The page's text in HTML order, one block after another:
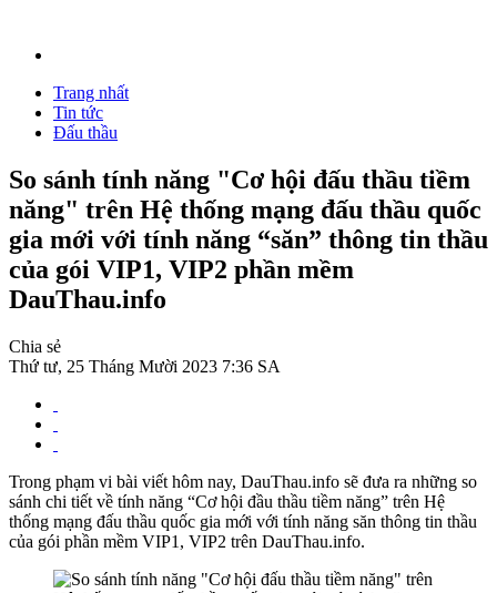
Trang nhất
Tin tức
Đấu thầu
So sánh tính năng "Cơ hội đấu thầu tiềm
năng" trên Hệ thống mạng đấu thầu quốc
gia mới với tính năng “săn” thông tin thầu
của gói VIP1, VIP2 phần mềm
DauThau.info
Chia sẻ
Thứ tư, 25 Tháng Mười 2023 7:36 SA
Trong phạm vi bài viết hôm nay, DauThau.info sẽ đưa ra những so
sánh chi tiết về tính năng “Cơ hội đầu thầu tiềm năng” trên Hệ
thống mạng đấu thầu quốc gia mới với tính năng săn thông tin thầu
của gói phần mềm VIP1, VIP2 trên DauThau.info.